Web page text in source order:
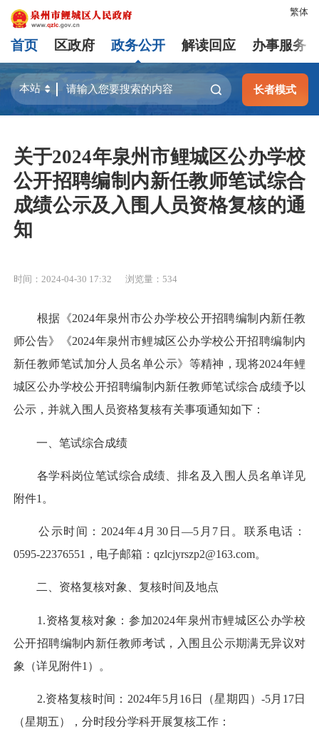
繁体
首页 区政府 政务公开 解读回应 办事服务
长者模式
关于2024年泉州市鲤城区公办学校
公开招聘编制内新任教师笔试综合
成绩公示及入围人员资格复核的通
知
时间：2024-04-30 17:32 浏览量： 534
根据《2024年泉州市公办学校公开招聘编制内新任教
师公告》《2024年泉州市鲤城区公办学校公开招聘编制内
新任教师笔试加分人员名单公示》等精神，现将2024年鲤
城区公办学校公开招聘编制内新任教师笔试综合成绩予以
公示，并就入围人员资格复核有关事项通知如下：
一、笔试综合成绩
各学科岗位笔试综合成绩、排名及入围人员名单详见
附件1。
公示时间：2024年4月30日—5月7日。联系电话：
0595-22376551，电子邮箱：qzlcjyrszp2@163.com。
二、资格复核对象、复核时间及地点
1.资格复核对象：参加2024年泉州市鲤城区公办学校
公开招聘编制内新任教师考试，入围且公示期满无异议对
象（详见附件1）。
2.资格复核时间：2024年5月16日（星期四）-5月17日
（星期五），分时段分学科开展复核工作：